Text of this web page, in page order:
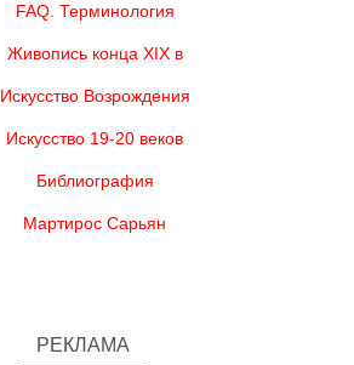
FAQ. Терминология
Живопись конца XIX в
Искусство Возрождения
Искусство 19-20 веков
Библиография
Мартирос Сарьян
РЕКЛАМА